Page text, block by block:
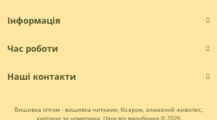
Інформація
Час роботи
Наші контакти
Вишивка оптом - вишивка нитками, бісером, алмазний живопис,